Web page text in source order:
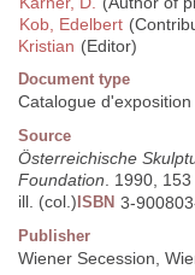
Kob, Edelbert
Kristian (Editor)
Document type
Catalogue d'exposition
Source
Österreichische
Foundation. 1990,
ill. (col.) ISBN 3-
Publisher
Wiener Secession,